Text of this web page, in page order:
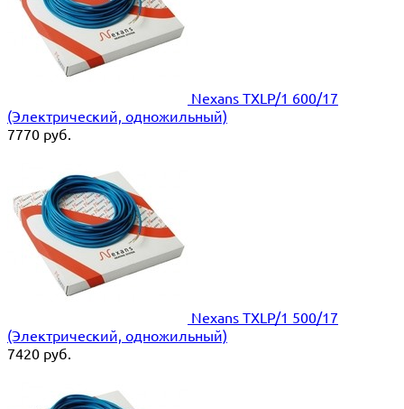
Nexans TXLP/1 600/17
(Электрический, одножильный)
7770 руб.
Nexans TXLP/1 500/17
(Электрический, одножильный)
7420 руб.